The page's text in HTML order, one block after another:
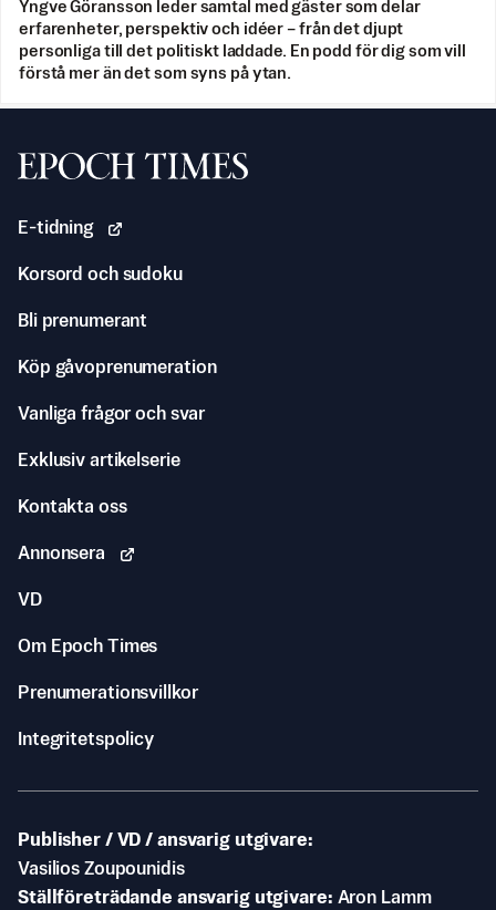
Yngve Göransson leder samtal med gäster som delar
erfarenheter, perspektiv och idéer – från det djupt
personliga till det politiskt laddade. En podd för dig som vill
förstå mer än det som syns på ytan.
Svenska Epoch Times
E-tidning
Korsord och sudoku
Bli prenumerant
Köp gåvoprenumeration
Vanliga frågor och svar
Exklusiv artikelserie
Kontakta oss
Annonsera
VD
Om Epoch Times
Prenumerationsvillkor
Integritetspolicy
Publisher / VD / ansvarig utgivare
Vasilios Zoupounidis
Ställföreträdande ansvarig utgivare Aron Lamm